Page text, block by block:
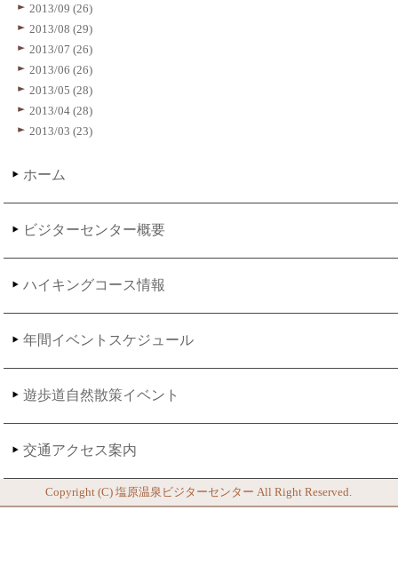
2013/09 (26)
2013/08 (29)
2013/07 (26)
2013/06 (26)
2013/05 (28)
2013/04 (28)
2013/03 (23)
ホーム
ビジターセンター概要
ハイキングコース情報
年間イベントスケジュール
遊歩道自然散策イベント
交通アクセス案内
Copyright (C)塩原温泉ビジターセンター All Right Reserved.